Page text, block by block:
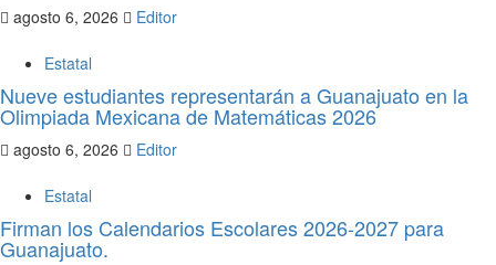
agosto 6, 2026 Editor
Estatal
Nueve estudiantes representarán a Guanajuato en la
Olimpiada Mexicana de Matemáticas 2026
agosto 6, 2026 Editor
Estatal
Firman los Calendarios Escolares 2026-2027 para
Guanajuato.